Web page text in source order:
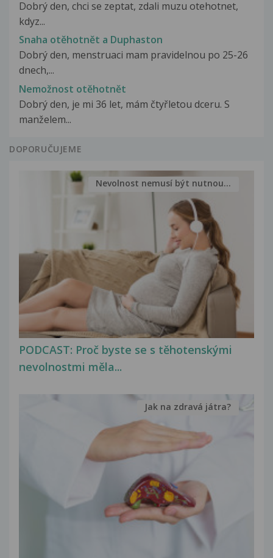
Dobrý den, chci se zeptat, zdali muzu otehotnet,
kdyz...
Snaha otěhotnět a Duphaston
Dobrý den, menstruaci mam pravidelnou po 25-26
dnech,...
Nemožnost otěhotnět
Dobrý den, je mi 36 let, mám čtyřletou dceru. S
manželem...
DOPORUČUJEME
PODCAST: Proč byste se s těhotenskými
nevolnostmi měla...
Nevolnost nemusí být nutnou...
Jak na zdravá játra?